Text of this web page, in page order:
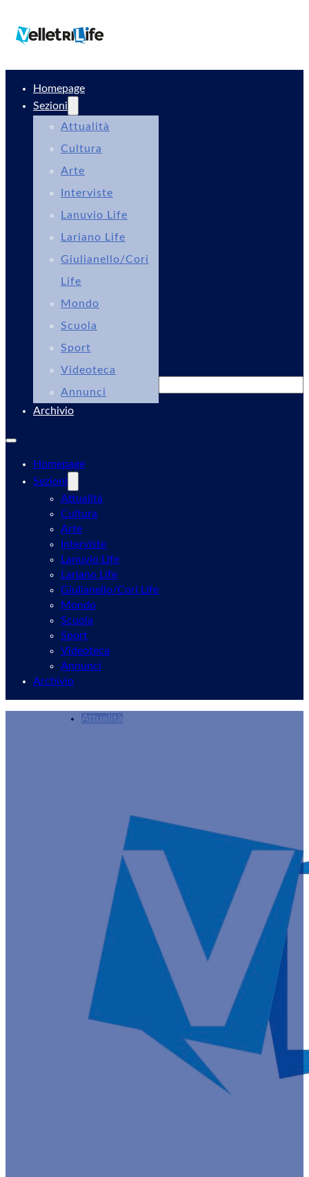
Homepage
Sezioni
Attualità
Cultura
Arte
Interviste
Lanuvio Life
Lariano Life
Giulianello/Cori
Life
Mondo
Scuola
Sport
Videoteca
Annunci
Archivio
Homepage
Sezioni
Attualità
Cultura
Arte
Interviste
Lanuvio Life
Lariano Life
Giulianello/Cori Life
Mondo
Scuola
Sport
Videoteca
Annunci
Archivio
Attualità